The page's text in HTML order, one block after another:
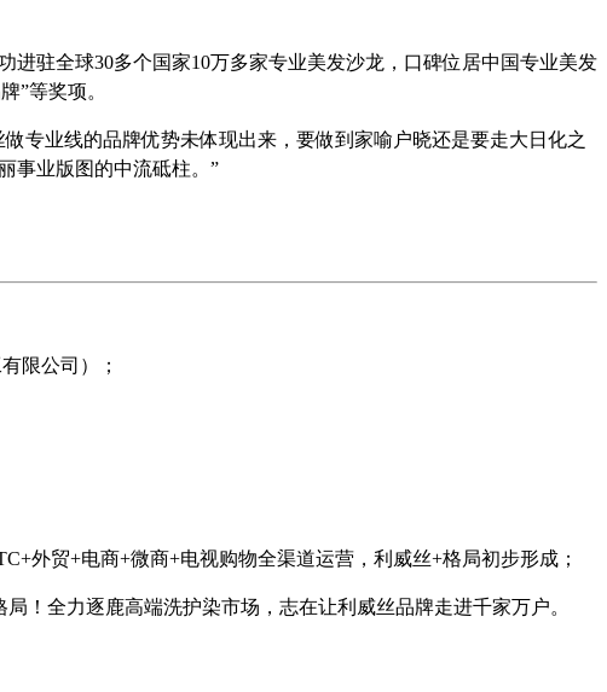
驻全球30多个国家10万多家专业美发沙龙，口碑位居中国专业美发
”等奖项。
专业线的品牌优势未体现出来，要做到家喻户晓还是要走大日化之
事业版图的中流砥柱。”
限公司）；
外贸+电商+微商+电视购物全渠道运营，利威丝+格局初步形成；
！全力逐鹿高端洗护染市场，志在让利威丝品牌走进千家万户。